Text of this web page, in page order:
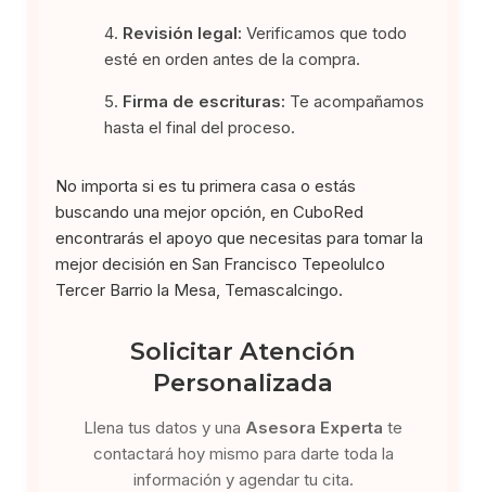
Revisión legal: Verificamos que todo
esté en orden antes de la compra.
Firma de escrituras: Te acompañamos
hasta el final del proceso.
No importa si es tu primera casa o estás
buscando una mejor opción, en CuboRed
encontrarás el apoyo que necesitas para tomar la
mejor decisión en San Francisco Tepeolulco
Tercer Barrio la Mesa, Temascalcingo.
Solicitar Atención
Personalizada
Llena tus datos y una Asesora Experta te
contactará hoy mismo para darte toda la
información y agendar tu cita.